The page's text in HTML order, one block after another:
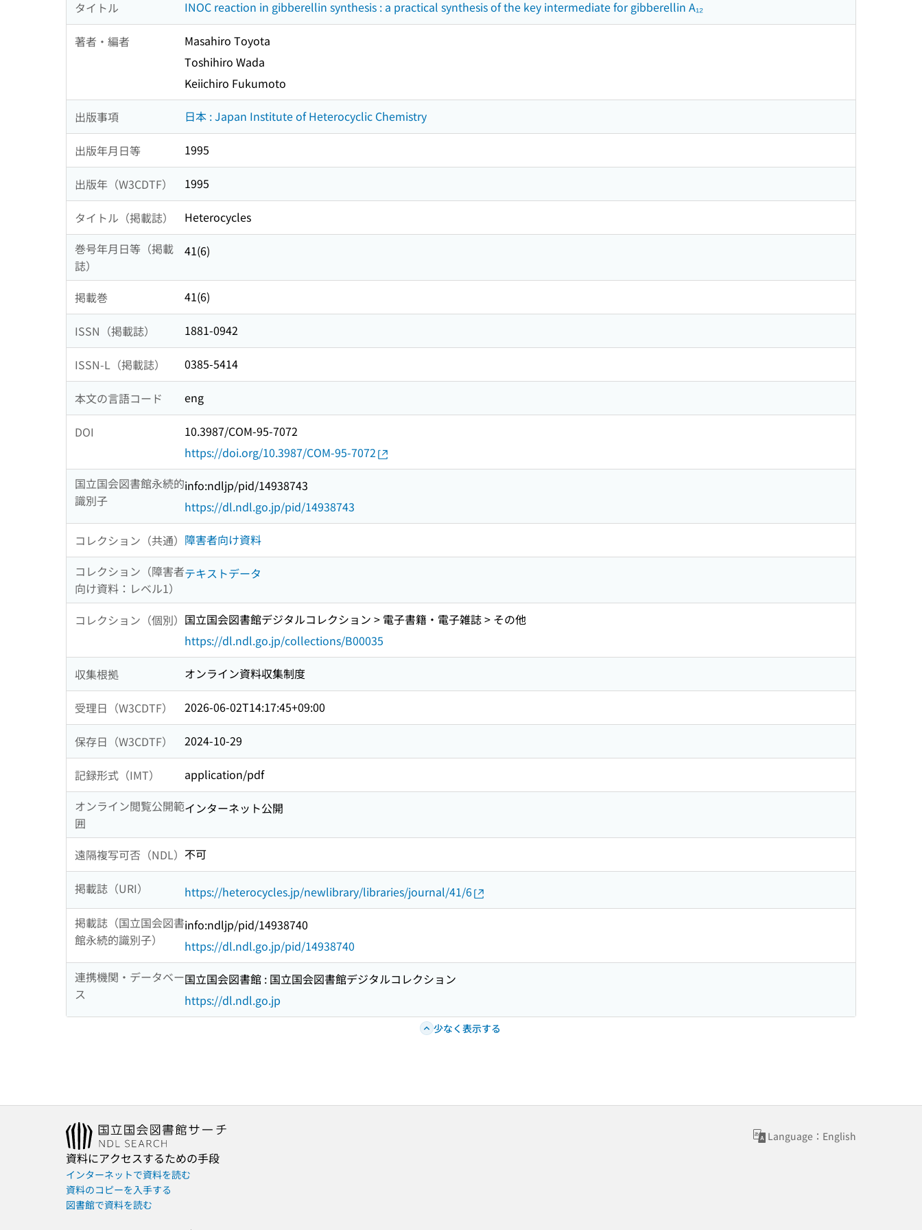
タイトル INOC reaction in gibberellin synthesis : a practical synthesis of the key intermediate for gibberellin A₁₂
著者・編者
Masahiro Toyota
Toshihiro Wada
Keiichiro Fukumoto
出版事項 日本 : Japan Institute of Heterocyclic Chemistry
出版年月日等 1995
出版年（W3CDTF） 1995
タイトル（掲載誌）
Heterocycles
巻号年月日等（掲載
誌）
41(6)
掲載巻 41(6)
ISSN（掲載誌） 1881-0942
ISSN-L（掲載誌） 0385-5414
本文の言語コード eng
DOI
10.3987/COM-95-7072
https://doi.org/10.3987/COM-95-7072
国立国会図書館永続的
識別子
info:ndljp/pid/14938743
https://dl.ndl.go.jp/pid/14938743
コレクション（共通） 障害者向け資料
コレクション（障害者
向け資料：レベル1）
テキストデータ
コレクション（個別） 国立国会図書館デジタルコレクション > 電子書籍・電子雑誌 > その他
https://dl.ndl.go.jp/collections/B00035
収集根拠 オンライン資料収集制度
受理日（W3CDTF） 2026-06-02T14:17:45+09:00
保存日（W3CDTF） 2024-10-29
記録形式（IMT）
application/pdf
オンライン閲覧公開範
囲
インターネット公開
遠隔複写可否（NDL） 不可
掲載誌（URI）
https://heterocycles.jp/newlibrary/libraries/journal/41/6
掲載誌（国立国会図書
館永続的識別子）
info:ndljp/pid/14938740
https://dl.ndl.go.jp/pid/14938740
連携機関・データベー
ス
国立国会図書館 : 国立国会図書館デジタルコレクション
https://dl.ndl.go.jp
少なく表示する
Language：English
資料にアクセスするための手段
インターネットで資料を読む
資料のコピーを入手する
図書館で資料を読む